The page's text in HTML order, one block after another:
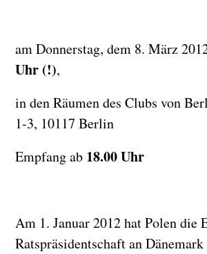
am Donnerstag, dem 8. März
Uhr (!),
in den Räumen des Clubs von
1-3, 10117 Berlin
Empfang ab 18.00 Uhr
Am 1. Januar 2012 hat Polen die
Ratspräsidentschaft an